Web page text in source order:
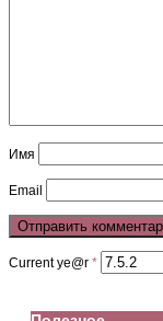
Имя
Email
Current ye@r *